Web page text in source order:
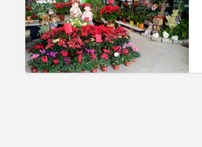
花
卉
農
場-
桃
園